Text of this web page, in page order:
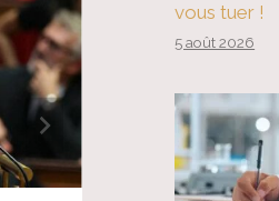
vous tuer !
5 août 2026